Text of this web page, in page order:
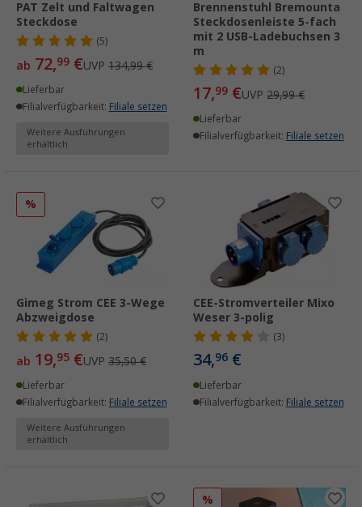
PAT Zelt und Faltwagen
Steckdose
(5)
ab 72,99 €UVP 134,99 €
Lieferbar
Filialverfügbarkeit: Filiale setzen
Weitere Ausführungen
erhältlich
Brennenstuhl Bremounta
Steckdosenleiste 5-fach
mit 2 USB-Ladebuchsen 3
m
(2)
17,99 €UVP 29,99 €
Lieferbar
Filialverfügbarkeit: Filiale setzen
%
Gimeg Strom CEE 3-Wege
Abzweigdose
(2)
ab 19,95 €UVP 35,50 €
Lieferbar
Filialverfügbarkeit: Filiale setzen
Weitere Ausführungen
erhältlich
CEE-Stromverteiler Mixo
Weser 3-polig
(3)
34,96 €
Lieferbar
Filialverfügbarkeit: Filiale setzen
%